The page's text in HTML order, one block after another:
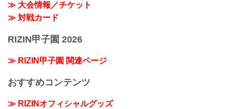
≫ 大会情報／チケット
≫ 対戦カード
RIZIN甲子園 2026
≫ RIZIN甲子園 関連ページ
おすすめコンテンツ
≫ RIZINオフィシャルグッズ